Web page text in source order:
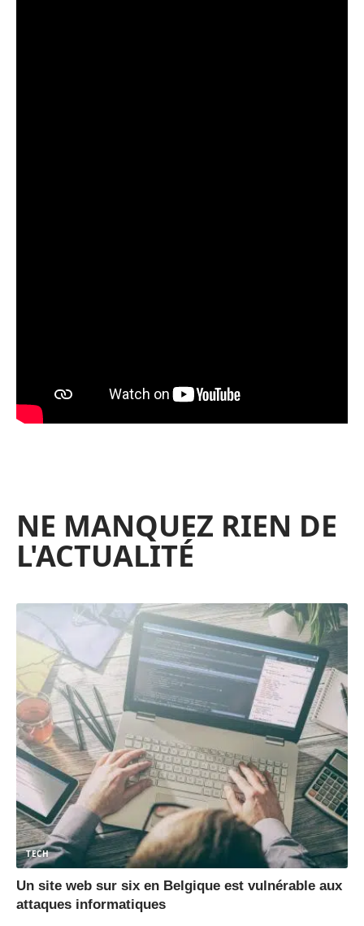
NE MANQUEZ RIEN DE
L'ACTUALITÉ
TECH
Un site web sur six en Belgique est vulnérable aux
attaques informatiques